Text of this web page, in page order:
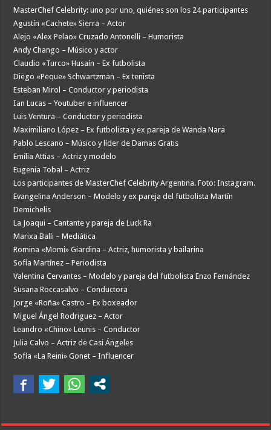
MasterChef Celebrity: uno por uno, quiénes son los 24 participantes
Agustín «Cachete» Sierra – Actor
Alejo «Alex Pelao» Cruzado Antonelli – Humorista
Andy Chango – Músico y actor
Claudio «Turco» Husaín – Ex futbolista
Diego «Peque» Schwartzman – Ex tenista
Esteban Mirol – Conductor y periodista
Ian Lucas – Youtuber e influencer
Luis Ventura – Conductor y periodista
Maximiliano López – Ex futbolista y ex pareja de Wanda Nara
Pablo Lescano – Músico y líder de Damas Gratis
Emilia Attias – Actriz y modelo
Eugenia Tobal – Actriz
Los participantes de MasterChef Celebrity Argentina. Foto: Instagram.
Evangelina Anderson – Modelo y ex pareja del futbolista Martín
Demichelis
La Joaqui – Cantante y pareja de Luck Ra
Marixa Balli – Mediática
Romina «Momi» Giardina – Actriz, humorista y bailarina
Sofía Martínez – Periodista
Valentina Cervantes – Modelo y pareja del futbolista Enzo Fernández
Susana Roccasalvo – Conductora
Jorge «Roña» Castro – Ex boxeador
Miguel Ángel Rodriguez – Actor
Leandro «Chino» Leunis – Conductor
Julia Calvo – Actriz de Casi Ángeles
Sofía «La Reini» Gonet – Influencer